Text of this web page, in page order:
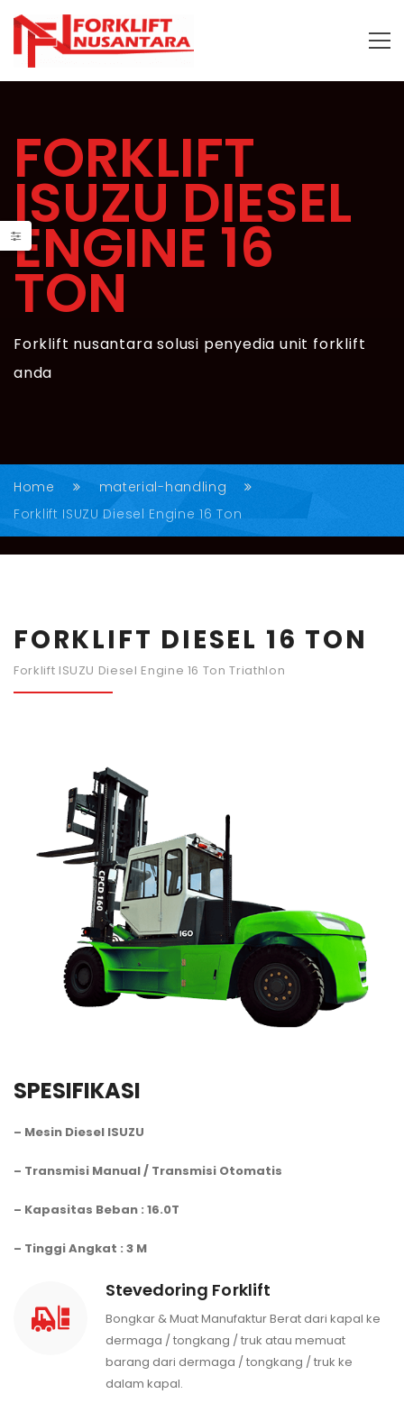
FORKLIFT
ISUZU DIESEL
ENGINE 16
TON
Forklift nusantara solusi penyedia unit forklift
anda
Home
material-handling
Forklift ISUZU Diesel Engine 16 Ton
FORKLIFT DIESEL 16 TON
Forklift ISUZU Diesel Engine 16 Ton Triathlon
SPESIFIKASI
– Mesin Diesel ISUZU
– Transmisi Manual / Transmisi Otomatis
– Kapasitas Beban : 16.0T
– Tinggi Angkat : 3 M
Stevedoring Forklift
Bongkar & Muat Manufaktur Berat dari kapal ke
dermaga / tongkang / truk atau memuat
barang dari dermaga / tongkang / truk ke
dalam kapal.